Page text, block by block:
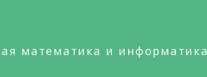
математика и информатика